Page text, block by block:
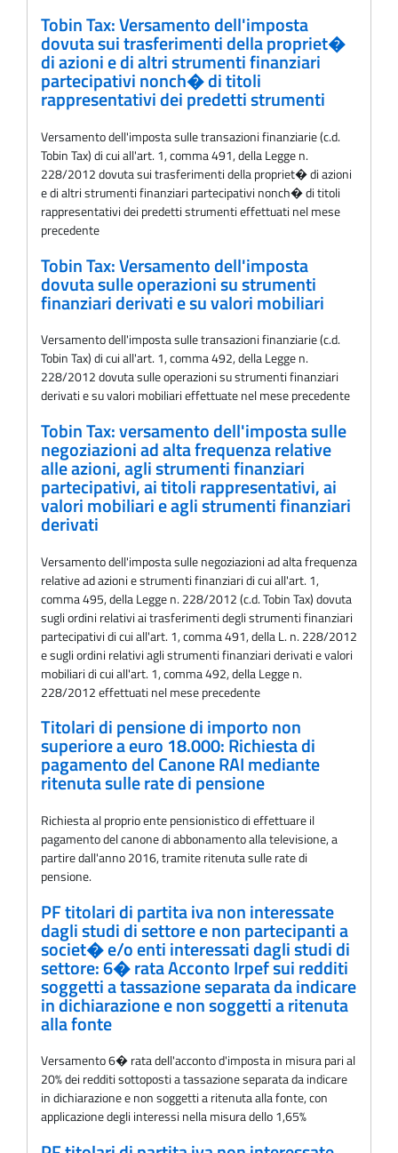
Tobin Tax: Versamento dell'imposta
dovuta sui trasferimenti della propriet�
di azioni e di altri strumenti finanziari
partecipativi nonch� di titoli
rappresentativi dei predetti strumenti
Versamento dell'imposta sulle transazioni finanziarie (c.d.
Tobin Tax) di cui all'art. 1, comma 491, della Legge n.
228/2012 dovuta sui trasferimenti della propriet� di azioni
e di altri strumenti finanziari partecipativi nonch� di titoli
rappresentativi dei predetti strumenti effettuati nel mese
precedente
Tobin Tax: Versamento dell'imposta
dovuta sulle operazioni su strumenti
finanziari derivati e su valori mobiliari
Versamento dell'imposta sulle transazioni finanziarie (c.d.
Tobin Tax) di cui all'art. 1, comma 492, della Legge n.
228/2012 dovuta sulle operazioni su strumenti finanziari
derivati e su valori mobiliari effettuate nel mese precedente
Tobin Tax: versamento dell'imposta sulle
negoziazioni ad alta frequenza relative
alle azioni, agli strumenti finanziari
partecipativi, ai titoli rappresentativi, ai
valori mobiliari e agli strumenti finanziari
derivati
Versamento dell'imposta sulle negoziazioni ad alta frequenza
relative ad azioni e strumenti finanziari di cui all'art. 1,
comma 495, della Legge n. 228/2012 (c.d. Tobin Tax) dovuta
sugli ordini relativi ai trasferimenti degli strumenti finanziari
partecipativi di cui all'art. 1, comma 491, della L. n. 228/2012
e sugli ordini relativi agli strumenti finanziari derivati e valori
mobiliari di cui all'art. 1, comma 492, della Legge n.
228/2012 effettuati nel mese precedente
Titolari di pensione di importo non
superiore a euro 18.000: Richiesta di
pagamento del Canone RAI mediante
ritenuta sulle rate di pensione
Richiesta al proprio ente pensionistico di effettuare il
pagamento del canone di abbonamento alla televisione, a
partire dall'anno 2016, tramite ritenuta sulle rate di
pensione.
PF titolari di partita iva non interessate
dagli studi di settore e non partecipanti a
societ� e/o enti interessati dagli studi di
settore: 6� rata Acconto Irpef sui redditi
soggetti a tassazione separata da indicare
in dichiarazione e non soggetti a ritenuta
alla fonte
Versamento 6� rata dell'acconto d'imposta in misura pari al
20% dei redditi sottoposti a tassazione separata da indicare
in dichiarazione e non soggetti a ritenuta alla fonte, con
applicazione degli interessi nella misura dello 1,65%